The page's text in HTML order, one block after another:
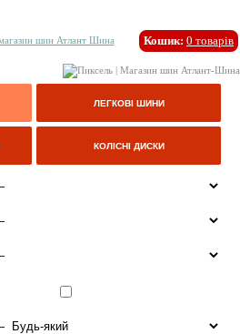
Кошик: 0 товарів
ЛЕГКОВІ ШИНИ
КОЛІСНІ ДИСКИ